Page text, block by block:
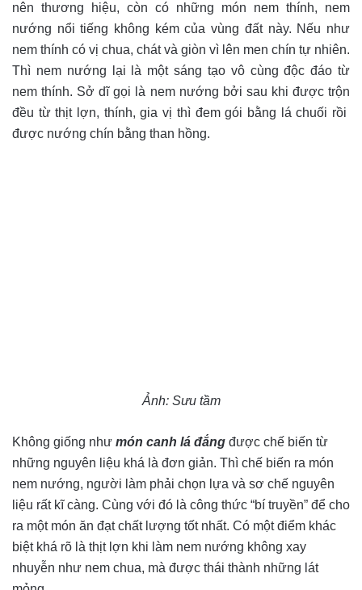
nên thương hiệu, còn có những món nem thính, nem
nướng nổi tiếng không kém của vùng đất này. Nếu như
nem thính có vị chua, chát và giòn vì lên men chín tự nhiên.
Thì nem nướng lại là một sáng tạo vô cùng độc đáo từ
nem thính. Sở dĩ gọi là nem nướng bởi sau khi được trộn
đều từ thịt lợn, thính, gia vị thì đem gói bằng lá chuối rồi
được nướng chín bằng than hồng.
Ảnh: Sưu tầm
Không giống như món canh lá đắng được chế biến từ
những nguyên liệu khá là đơn giản. Thì chế biến ra món
nem nướng, người làm phải chọn lựa và sơ chế nguyên
liệu rất kĩ càng. Cùng với đó là công thức “bí truyền” để cho
ra một món ăn đạt chất lượng tốt nhất. Có một điểm khác
biệt khá rõ là thịt lợn khi làm nem nướng không xay
nhuyễn như nem chua, mà được thái thành những lát